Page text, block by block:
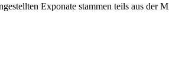
Exponate stammen teils aus der